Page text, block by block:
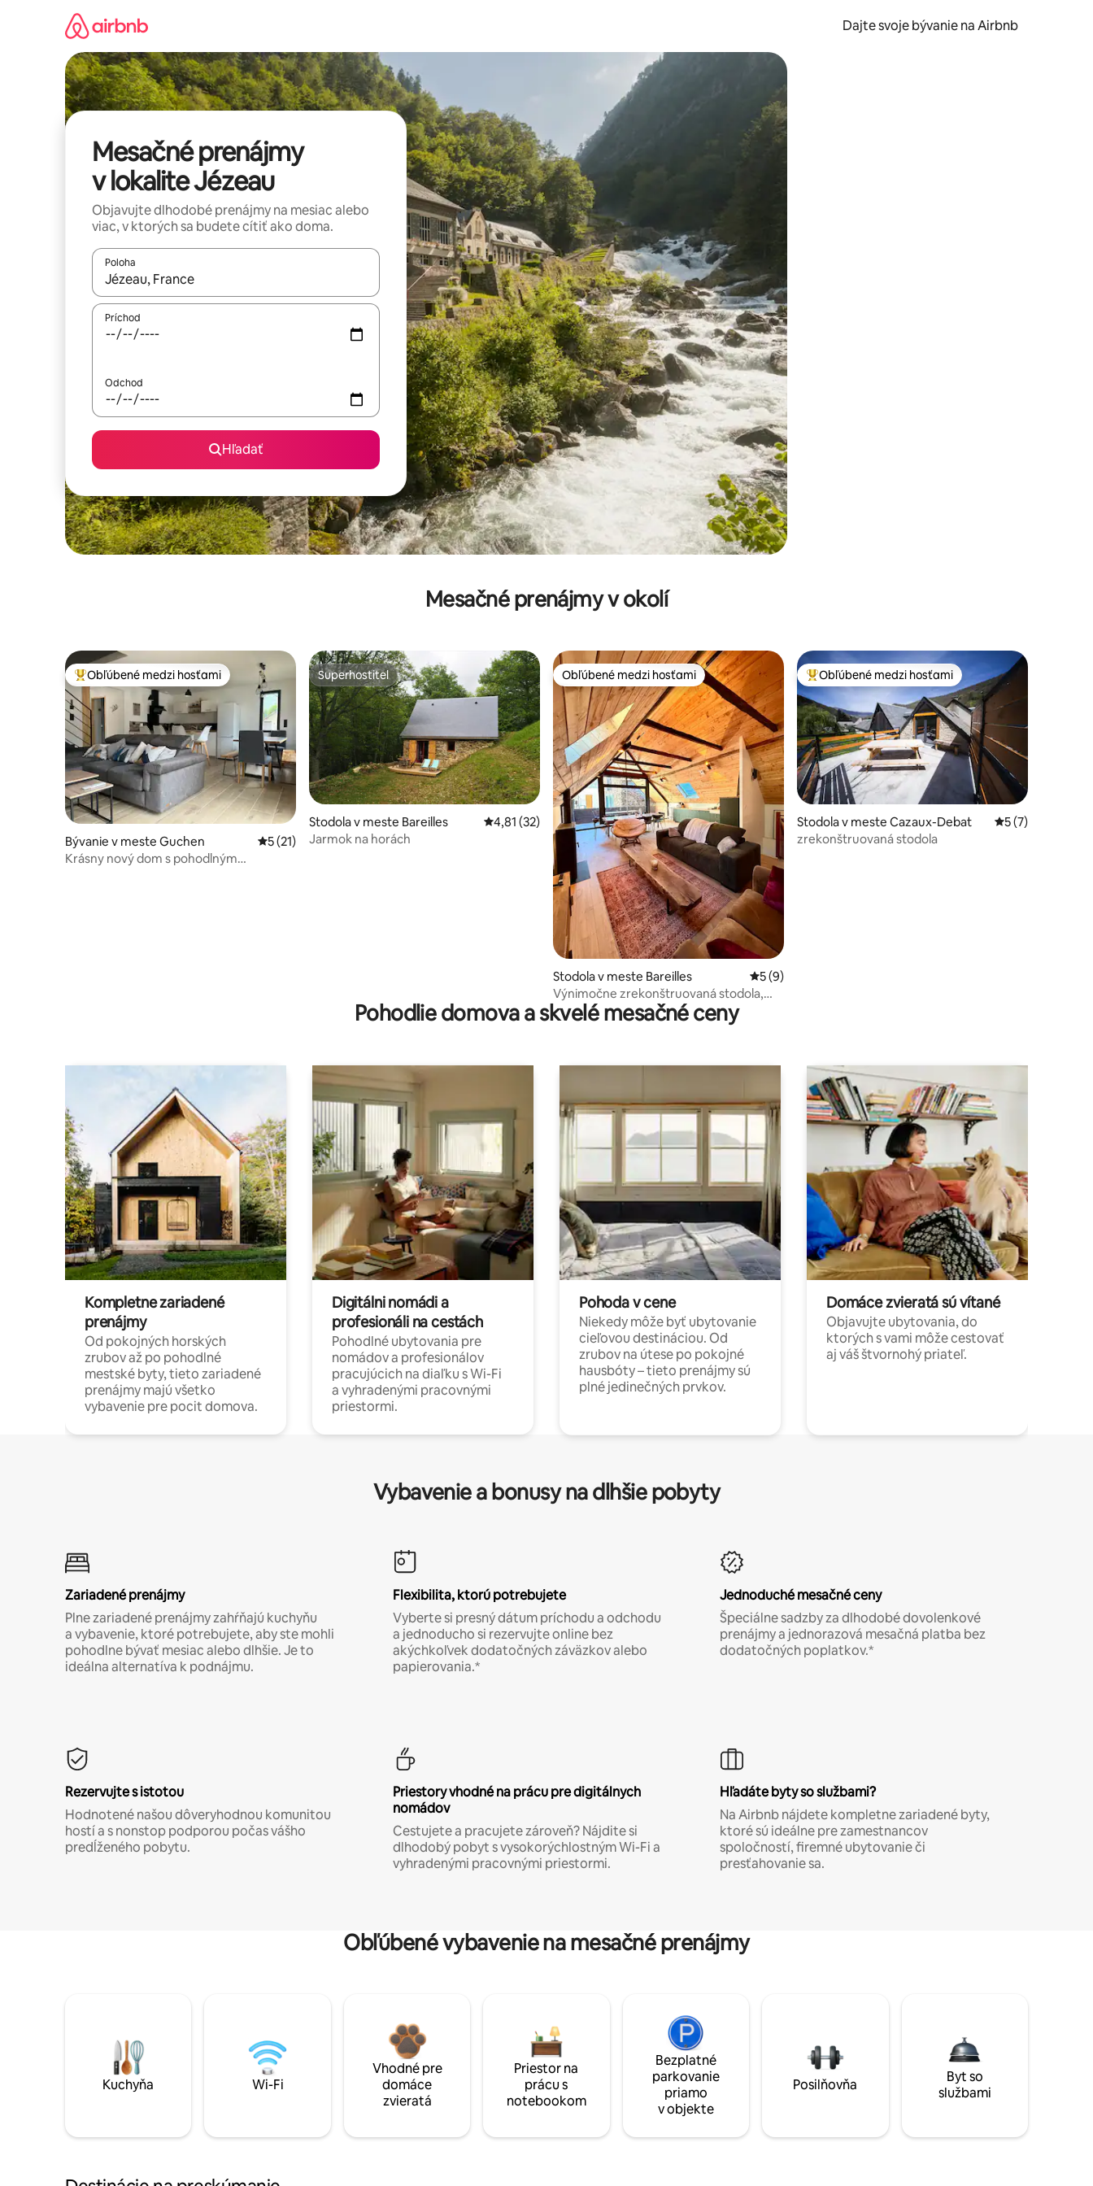
Dajte svoje bývanie na Airbnb
Mesačné prenájmy
v lokalite Jézeau
Objavujte dlhodobé prenájmy na mesiac alebo
viac, v ktorých sa budete cítiť ako doma.
Poloha
Keď budú výsledky k dispozícii, môžete si ich prechádzať pomocou klávesov so šípkami nahor a nadol alebo ich preskúmať pomocou dotykových gest či potiahnutia prstom.
Príchod
Odchod
Hľadať
Mesačné prenájmy v okolí
Najobľúbenejšie medzi hosťami
Obľúbené medzi hosťami
Bývanie v meste Guchen Priemerné ohodnotenie 5 z 5, počet hodnotení: 21
5 (21)
Krásny nový dom s pohodlným
Superhostiteľ
Superhostiteľ
Stodola v meste Bareilles Priemerné ohodnotenie 4,81 z 5, počet hodnotení: 32
4,81 (32)
Jarmok na horách
Obľúbené medzi hosťami
Obľúbené medzi hosťami
Stodola v meste Bareilles Priemerné ohodnotenie 5 z 5, počet hodnotení: 9
5 (9)
Výnimočne zrekonštruovaná stodola,
Haute-Pyrénées (65)
Najobľúbenejšie medzi hosťami
Obľúbené medzi hosťami
Stodola v meste Cazaux-Debat Priemerné
5 (7)
zrekonštruovaná stodola
Pohodlie domova a skvelé mesačné ceny
Kompletne zariadené
prenájmy
Od pokojných horských
zrubov až po pohodlné
mestské byty, tieto zariadené
prenájmy majú všetko
vybavenie pre pocit domova.
Digitálni nomádi a
profesionáli na cestách
Pohodlné ubytovania pre
nomádov a profesionálov
pracujúcich na diaľku s Wi-Fi
a vyhradenými pracovnými
priestormi.
Pohoda v cene
Niekedy môže byť ubytovanie
cieľovou destináciou. Od
zrubov na útese po pokojné
hausbóty – tieto prenájmy sú
plné jedinečných prvkov.
Domáce zvieratá sú vítané
Objavujte ubytovania, do
ktorých s vami môže cestovať
aj váš štvornohý priateľ.
Vybavenie a bonusy na dlhšie pobyty
Zariadené prenájmy
Plne zariadené prenájmy zahŕňajú kuchyňu
a vybavenie, ktoré potrebujete, aby ste mohli
pohodlne bývať mesiac alebo dlhšie. Je to
ideálna alternatíva k podnájmu.
Flexibilita, ktorú potrebujete
Vyberte si presný dátum príchodu a odchodu
a jednoducho si rezervujte online bez
akýchkoľvek dodatočných záväzkov alebo
papierovania.*
Jednoduché mesačné ceny
Špeciálne sadzby za dlhodobé dovolenkové
prenájmy a jednorazová mesačná platba bez
dodatočných poplatkov.*
Rezervujte s istotou
Hodnotené našou dôveryhodnou komunitou
hostí a s nonstop podporou počas vášho
predĺženého pobytu.
Priestory vhodné na prácu pre digitálnych
nomádov
Cestujete a pracujete zároveň? Nájdite si
dlhodobý pobyt s vysokorýchlostným Wi-Fi a
vyhradenými pracovnými priestormi.
Hľadáte byty so službami?
Na Airbnb nájdete kompletne zariadené byty,
ktoré sú ideálne pre zamestnancov
spoločností, firemné ubytovanie či
presťahovanie sa.
Obľúbené vybavenie na mesačné prenájmy
Kuchyňa Wi-Fi
Vhodné pre
domáce
zvieratá
Priestor na
prácu s
notebookom
Bezplatné
parkovanie
priamo
v objekte
Posilňovňa
Byt so
službami